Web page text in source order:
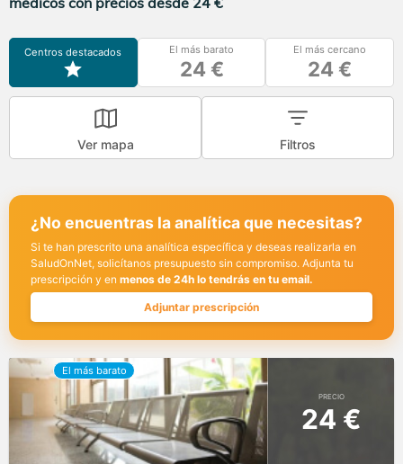
Centros destacados El más barato
24 €
El más cercano
24 €
Ver mapa Filtros
¿No encuentras la analítica que necesitas?
Si te han prescrito una analítica específica y deseas realizarla en
SaludOnNet, solicítanos presupuesto sin compromiso. Adjunta tu
prescripción y en menos de 24h lo tendrás en tu email.
Adjuntar prescripción
PRECIO
24 €